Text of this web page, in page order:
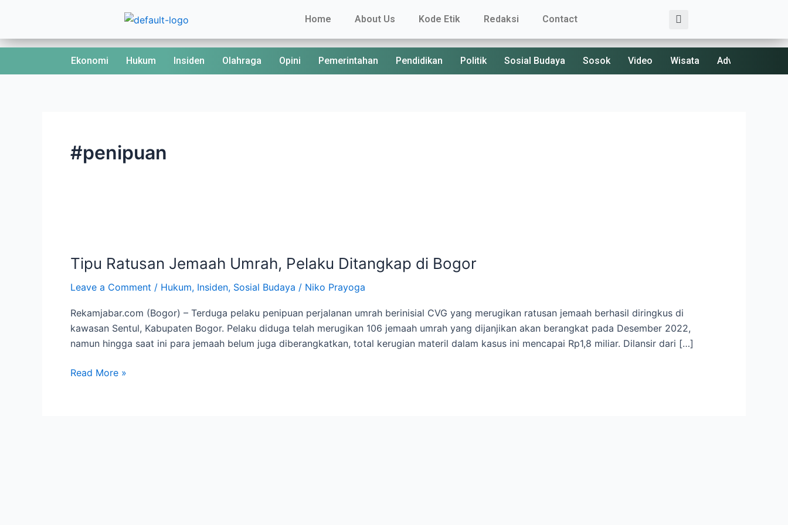
content
Home About Us Kode Etik Redaksi Contact Search
Ekonomi Hukum Insiden Olahraga Opini Pemerintahan Pendidikan Politik Sosial Budaya Sosok Video Wisata Advertorial
#penipuan
Tipu Ratusan Jemaah Umrah, Pelaku Ditangkap di Bogor
Leave a Comment / Hukum, Insiden, Sosial Budaya / Niko Prayoga
Rekamjabar.com (Bogor) – Terduga pelaku penipuan perjalanan umrah berinisial CVG yang merugikan ratusan jemaah berhasil diringkus di
kawasan Sentul, Kabupaten Bogor. Pelaku diduga telah merugikan 106 jemaah umrah yang dijanjikan akan berangkat pada Desember 2022,
namun hingga saat ini para jemaah belum juga diberangkatkan, total kerugian materil dalam kasus ini mencapai Rp1,8 miliar. Dilansir dari […]
Jemaah
Pelaku
Ditangkap
di
Read More »